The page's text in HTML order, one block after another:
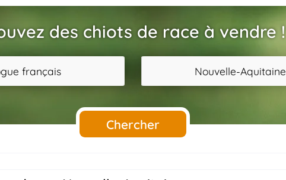
des chiots de race à vendre !
français Nouvelle-Aquitaine
Chercher